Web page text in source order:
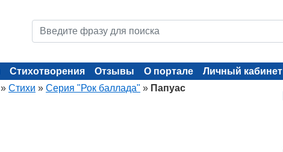
Стихотворения Отзывы О портале
Личный кабинет
» Стихи » Серия "Рок баллада" » Папуас